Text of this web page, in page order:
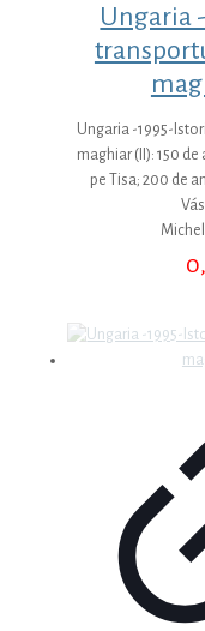
Ungaria
Ungaria -1995-
maghiar (II): 150
pe Tisa; 200 de